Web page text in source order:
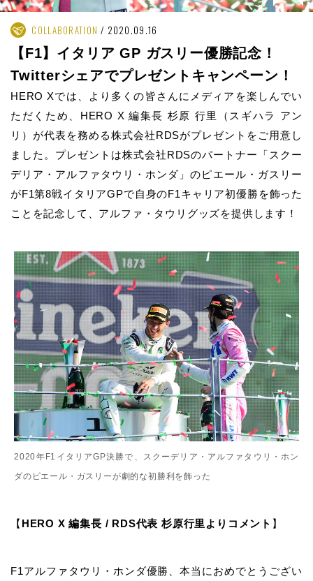
COLLABORATION 2020.09.16
【F1】イタリア GP ガスリー優勝記念！
Twitterシェアでプレゼントキャンペーン！
HERO Xでは、より多くの皆さんにメディアを楽しんでい
ただくため、HERO X 編集長 杉原 行里（スギハラ アン
リ）が代表を務める株式会社RDSがプレゼントをご用意し
ました。プレゼントは株式会社RDSのパートナー「スクー
デリア・アルファタウリ・ホンダ」のピエール・ガスリー
がF1第8戦イタリアGPで自身のF1キャリア初優勝を飾った
ことを記念して、アルファ・タウリグッズを提供します！
2020年F1イタリアGP決勝で、スクーデリア・アルファタウリ・ホン
ダのピエール・ガスリーが劇的な初勝利を飾った
【 HERO X 編集長 / RDS代表 杉原行里よりコメント 】
F1アルファタウリ・ホンダ優勝、本当におめでとうござい